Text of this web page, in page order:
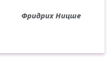
Фридрих Ницше